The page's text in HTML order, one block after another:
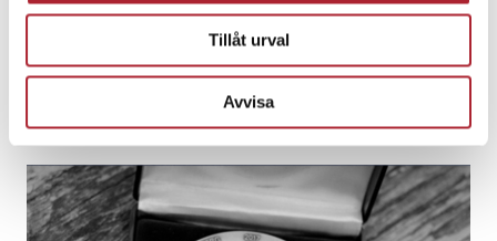
Tillåt urval
Avvisa
Telia Finans